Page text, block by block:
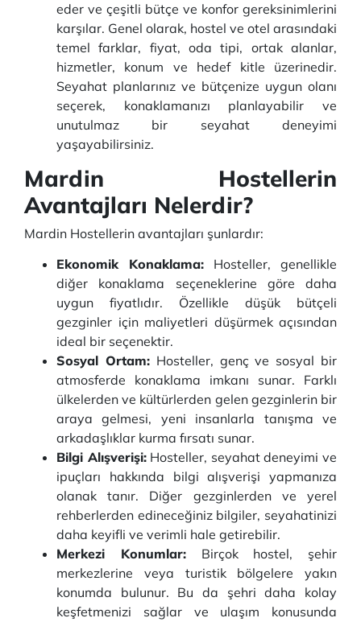
eder ve çeşitli bütçe ve konfor gereksinimlerini
karşılar. Genel olarak, hostel ve otel arasındaki
temel farklar, fiyat, oda tipi, ortak alanlar,
hizmetler, konum ve hedef kitle üzerinedir.
Seyahat planlarınız ve bütçenize uygun olanı
seçerek, konaklamanızı planlayabilir ve
unutulmaz bir seyahat deneyimi
yaşayabilirsiniz.
Mardin Hostellerin
Avantajları Nelerdir?
Mardin Hostellerin avantajları şunlardır:
Ekonomik Konaklama: Hosteller, genellikle
diğer konaklama seçeneklerine göre daha
uygun fiyatlıdır. Özellikle düşük bütçeli
gezginler için maliyetleri düşürmek açısından
ideal bir seçenektir.
Sosyal Ortam:Hosteller, genç ve sosyal bir
atmosferde konaklama imkanı sunar. Farklı
ülkelerden ve kültürlerden gelen gezginlerin bir
araya gelmesi, yeni insanlarla tanışma ve
arkadaşlıklar kurma fırsatı sunar.
Bilgi Alışverişi:Hosteller, seyahat deneyimi ve
ipuçları hakkında bilgi alışverişi yapmanıza
olanak tanır. Diğer gezginlerden ve yerel
rehberlerden edineceğiniz bilgiler, seyahatinizi
daha keyifli ve verimli hale getirebilir.
Merkezi Konumlar:Birçok hostel, şehir
merkezlerine veya turistik bölgelere yakın
konumda bulunur. Bu da şehri daha kolay
keşfetmenizi sağlar ve ulaşım konusunda